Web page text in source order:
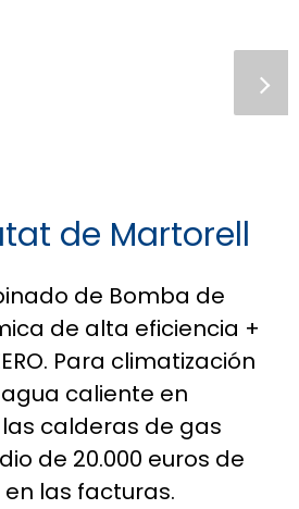
de Martorell
de Bomba de
de alta eficiencia +
Para climatización
caliente en
calderas de gas
de 20.000 euros de
las facturas.